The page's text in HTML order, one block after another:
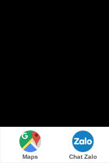
Copyright
Maps Chat Zalo